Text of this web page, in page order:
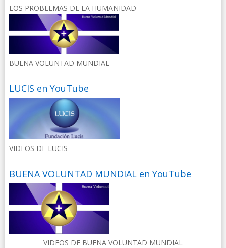
LOS PROBLEMAS DE LA HUMANIDAD
BUENA VOLUNTAD MUNDIAL
LUCIS en YouTube
VIDEOS DE LUCIS
BUENA VOLUNTAD MUNDIAL en YouTube
VIDEOS DE BUENA VOLUNTAD MUNDIAL